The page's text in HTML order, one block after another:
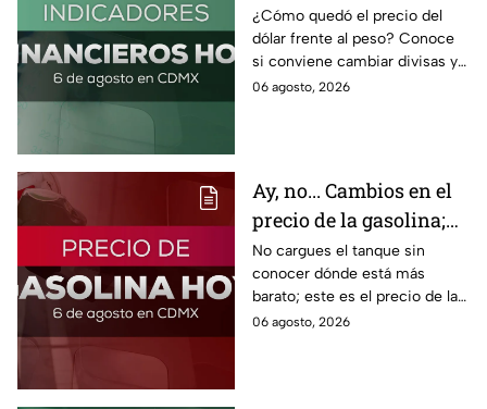
de agosto 2026
¿Cómo quedó el precio del
dólar frente al peso? Conoce
si conviene cambiar divisas y
cómo el flujo en el estrecho de
06 agosto, 2026
Ay, no... Cambios en el
precio de la gasolina;
así quedó HOY
No cargues el tanque sin
conocer dónde está más
barato; este es el precio de la
gasolina para hoy jueves 6 de
06 agosto, 2026